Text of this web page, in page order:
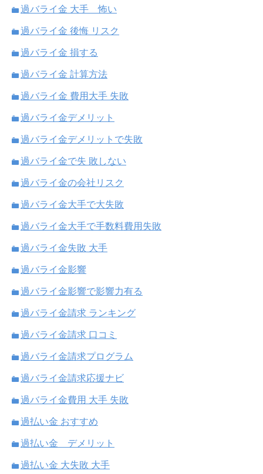
過バライ金 大手 怖い
過バライ金 後悔 リスク
過バライ金 損する
過バライ金 計算方法
過バライ金 費用大手 失敗
過バライ金デメリット
過バライ金デメリットで失敗
過バライ金で失 敗しない
過バライ金の会社リスク
過バライ金大手で大失敗
過バライ金大手で手数料費用失敗
過バライ金失敗 大手
過バライ金影響
過バライ金影響で影響力有る
過バライ金請求 ランキング
過バライ金請求 口コミ
過バライ金請求プログラム
過バライ金請求応援ナビ
過バライ金費用 大手 失敗
過払い金 おすすめ
過払い金 デメリット
過払い金 大失敗 大手